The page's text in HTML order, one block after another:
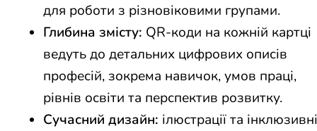
для роботи з різновіковими групами.
Глибина змісту: QR-коди на кожній картці
ведуть до детальних цифрових описів
професій, зокрема навичок, умов праці,
рівнів освіти та перспектив розвитку.
Сучасний дизайн: ілюстрації та інклюзивні